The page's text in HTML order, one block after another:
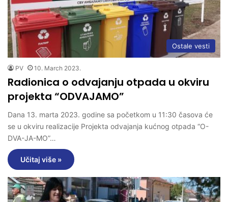
Ostale vesti
PV 10. March 2023.
Radionica o odvajanju otpada u okviru
projekta “ODVAJAMO”
Dana 13. marta 2023. godine sa početkom u 11:30 časova će
se u okviru realizacije Projekta odvajanja kućnog otpada “O-
DVA-JA-MO”…
Učitaj više »